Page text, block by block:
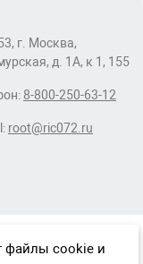
г. Москва,
д. 1А, к 1, 155
8-800-250-63-12
root@ric072.ru
файлы cookie и